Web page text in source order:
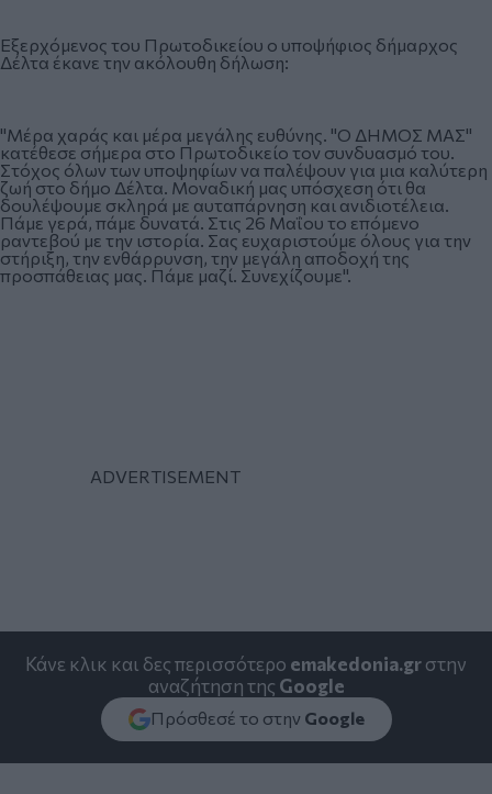
Εξερχόμενος του Πρωτοδικείου ο υποψήφιος δήμαρχος
Δέλτα έκανε την ακόλουθη δήλωση:
"Μέρα χαράς και μέρα μεγάλης ευθύνης. "Ο ΔΗΜΟΣ ΜΑΣ"
κατέθεσε σήμερα στο Πρωτοδικείο τον συνδυασμό του.
Στόχος όλων των υποψηφίων να παλέψουν για μια καλύτερη
ζωή στο δήμο Δέλτα. Μοναδική μας υπόσχεση ότι θα
δουλέψουμε σκληρά με αυταπάρνηση και ανιδιοτέλεια.
Πάμε γερά, πάμε δυνατά. Στις 26 Μαΐου το επόμενο
ραντεβού με την ιστορία. Σας ευχαριστούμε όλους για την
στήριξη, την ενθάρρυνση, την μεγάλη αποδοχή της
προσπάθειας μας. Πάμε μαζί. Συνεχίζουμε".
Κάνε κλικ και δες περισσότερο emakedonia.grστην
αναζήτηση της Google
Πρόσθεσέ το στην Google